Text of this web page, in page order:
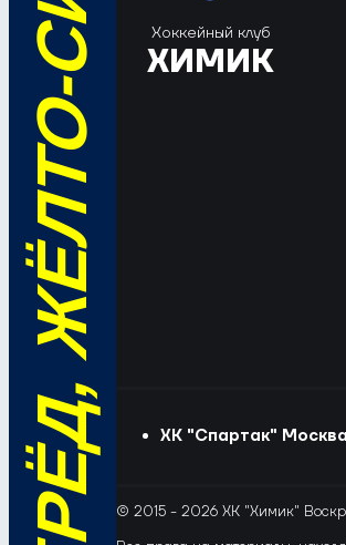
Хоккейный клуб
ХИМИК
ХК "Спартак" Москва
© 2015 - 2026 ХК "Химик"